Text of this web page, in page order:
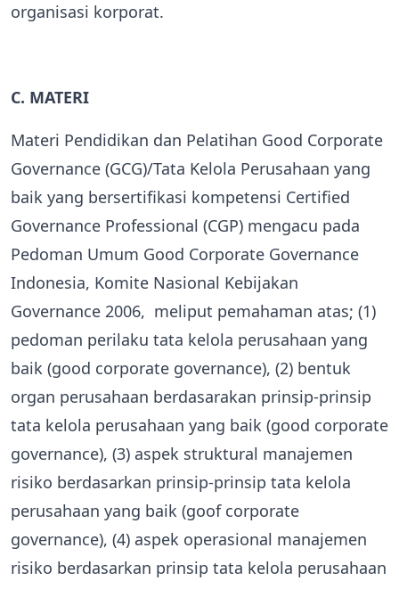
organisasi korporat.
C. MATERI
Materi Pendidikan dan Pelatihan Good Corporate
Governance (GCG)/Tata Kelola Perusahaan yang
baik yang bersertifikasi kompetensi Certified
Governance Professional (CGP) mengacu pada
Pedoman Umum Good Corporate Governance
Indonesia, Komite Nasional Kebijakan
Governance 2006, meliput pemahaman atas; (1)
pedoman perilaku tata kelola perusahaan yang
baik (good corporate governance), (2) bentuk
organ perusahaan berdasarakan prinsip-prinsip
tata kelola perusahaan yang baik (good corporate
governance), (3) aspek struktural manajemen
risiko berdasarkan prinsip-prinsip tata kelola
perusahaan yang baik (goof corporate
governance), (4) aspek operasional manajemen
risiko berdasarkan prinsip tata kelola perusahaan